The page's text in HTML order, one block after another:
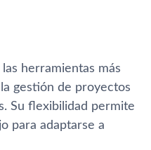
herramientas más
gestión de proyectos
Su flexibilidad permite
para adaptarse a